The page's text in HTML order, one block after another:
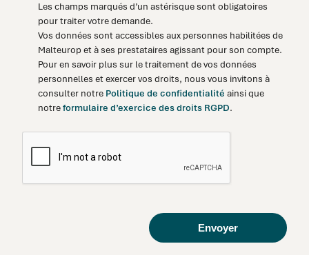
Les champs marqués d’un astérisque sont obligatoires
pour traiter votre demande.
Vos données sont accessibles aux personnes habilitées de
Malteurop et à ses prestataires agissant pour son compte.
Pour en savoir plus sur le traitement de vos données
personnelles et exercer vos droits, nous vous invitons à
consulter notre Politique de confidentialité ainsi que
notreformulaire d’exercice des droits RGPD.